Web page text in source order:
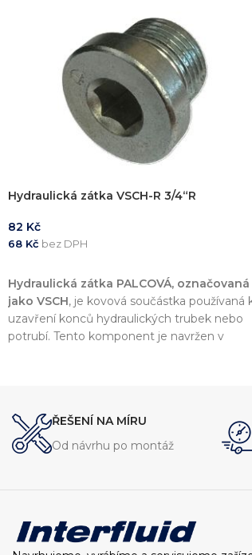
Hydraulická zátka VSCH-R 3/4“R
82 Kč
68 Kč bez DPH
Hydraulická zátka PALCOVÁ, označovaná
jako VSCH, je kovová součástka používaná
uzavření konců hydraulických trubek nebo
potrubí. Tento komponent je navržen v
ŘEŠENÍ NA MÍRU
Od návrhu po montáž